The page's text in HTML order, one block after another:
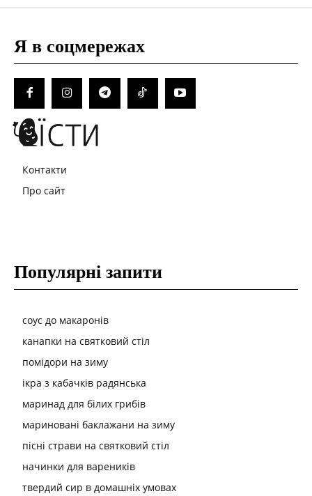
Я в соцмережах
Контакти
Про сайт
Популярні запити
соус до макаронів
канапки на святковий стіл
помідори на зиму
ікра з кабачків радянська
маринад для білих грибів
мариновані баклажани на зиму
пісні страви на святковий стіл
начинки для вареників
твердий сир в домашніх умовах